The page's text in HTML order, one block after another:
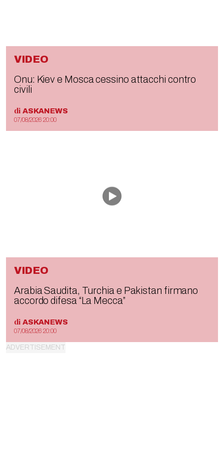
VIDEO
Onu: Kiev e Mosca cessino attacchi contro
civili
di ASKANEWS
07/08/2026 20:00
VIDEO
Arabia Saudita, Turchia e Pakistan firmano
accordo difesa “La Mecca”
di ASKANEWS
07/08/2026 20:00